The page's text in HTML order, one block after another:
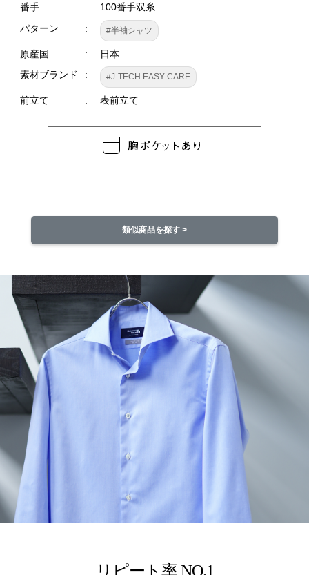
番手
100番手双糸
パターン
#半袖シャツ
原産国
日本
素材ブランド
#J-TECH EASY CARE
前立て 表前立て
類似商品を探す >
リピート率 NO.1